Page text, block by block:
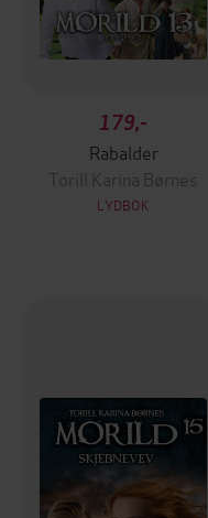
179,-
Rabalder
Torill Karina Børnes
LYDBOK